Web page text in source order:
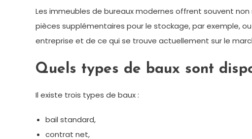
Les immeubles de bureaux modernes offrent souvent
pièces supplémentaires pour le stockage, par exemple,
entreprise et de ce qui se trouve actuellement sur le
Quels types de baux sont
Il existe trois types de baux :
bail standard,
contrat net,